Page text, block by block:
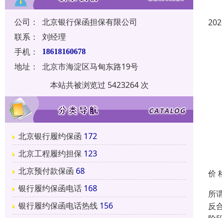
公司：
北京银行保函担保有限公司
联系：
刘经理
手机：
18618160678
地址：
北京市海淀区马甸东路19号
本站共被浏览过 5423264 次
北京银行履约保函 172
北京工程履约担保 123
北京预付款保函 68
银行履约保函电话 168
银行履约保函电话热线 156
价
所
反